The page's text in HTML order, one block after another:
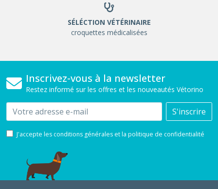
SÉLÉCTION VÉTÉRINAIRE
croquettes médicalisées
Inscrivez-vous à la newsletter
Restez informé sur les offres et les nouveautés Vétorino
Email S'inscrire
J'accepte les conditions générales et la politique de confidentialité